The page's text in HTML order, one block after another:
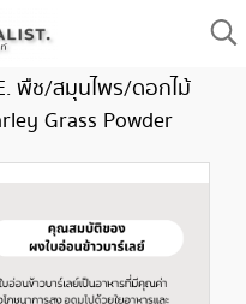
พืช/สมุนไพร/ดอกไม้
Grass Powder